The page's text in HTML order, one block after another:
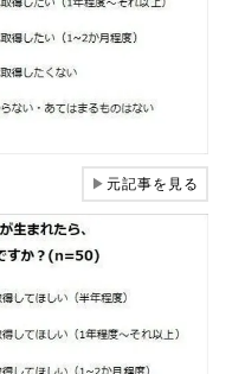
▶元記事を見る